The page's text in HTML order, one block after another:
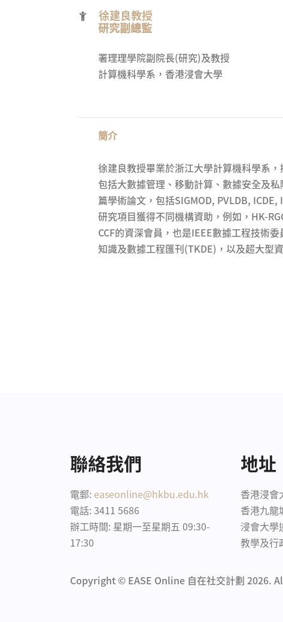
徐建良教授
研究副總監
署理理學院副院長(研究)及教授
計算機科學系，香港浸會大學
簡介
徐建良教授畢業於浙江大學計算機科學系
包括大數據管理、移動計算、數據安全及
篇學術論文，包括SIGMOD, PVLDB,
研究項目獲得不同機構資助，例如，HK-
CCF的資深會員，也是IEEE數據工程技術
知識及數據工程匯刊(TKDE)，以及超大型
聯絡我們
電郵: easeonline@hkbu.edu.hk
電話: 3411 5686
辦工時間: 星期一至星期五 09:30-
17:30
地址
香港浸會
香港九龍
浸會大學
教學及行
Copyright © EASE Online 自在社交計劃 2026.